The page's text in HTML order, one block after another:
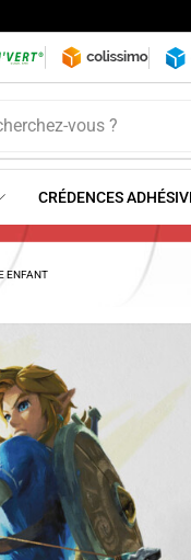
vous ?
CRÉDENCES
ENFANT